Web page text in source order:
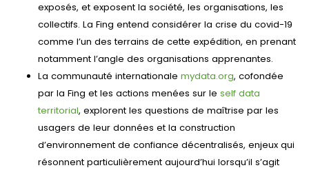
exposés, et exposent la société, les organisations, les
collectifs. La Fing entend considérer la crise du covid-19
comme l’un des terrains de cette expédition, en prenant
notamment l’angle des organisations apprenantes.
La communauté internationale mydata.org, cofondée
par la Fing et les actions menées sur le self data
territorial, explorent les questions de maîtrise par les
usagers de leur données et la construction
d’environnement de confiance décentralisés, enjeux qui
résonnent particulièrement aujourd’hui lorsqu’il s’agit